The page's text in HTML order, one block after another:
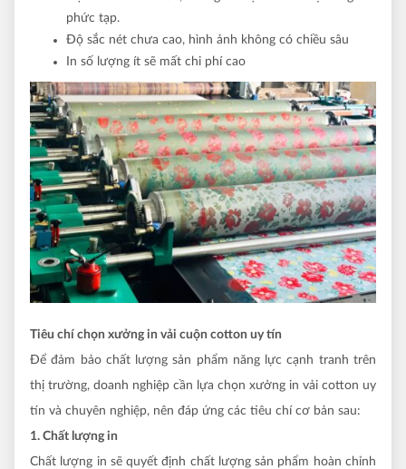
phức tạp.
Độ sắc nét chưa cao, hình ảnh không có chiều sâu
In số lượng ít sẽ mất chi phí cao
Tiêu chí chọn xưởng in vải cuộn cotton uy tín
Để đảm bảo chất lượng sản phẩm năng lực cạnh tranh trên
thị trường, doanh nghiệp cần lựa chọn xưởng in vải cotton uy
tín và chuyên nghiệp, nên đáp ứng các tiêu chí cơ bản sau:
1. Chất lượng in
Chất lượng in sẽ quyết định chất lượng sản phẩm hoàn chỉnh